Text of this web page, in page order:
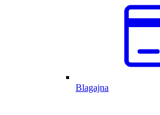
Blagajna